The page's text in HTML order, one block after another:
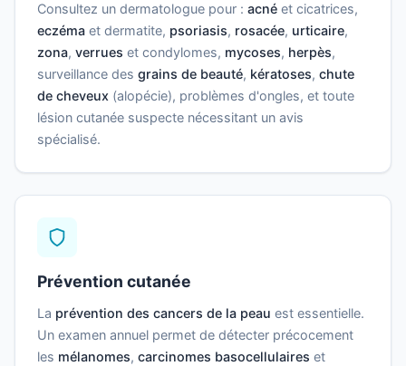
Consultez un dermatologue pour : acné et cicatrices,
eczéma et dermatite, psoriasis, rosacée, urticaire,
zona, verrues et condylomes, mycoses, herpès,
surveillance des grains de beauté, kératoses, chute
de cheveux (alopécie), problèmes d'ongles, et toute
lésion cutanée suspecte nécessitant un avis
spécialisé.
Prévention cutanée
La prévention des cancers de la peau est essentielle.
Un examen annuel permet de détecter précocement
les mélanomes, carcinomes basocellulaires et